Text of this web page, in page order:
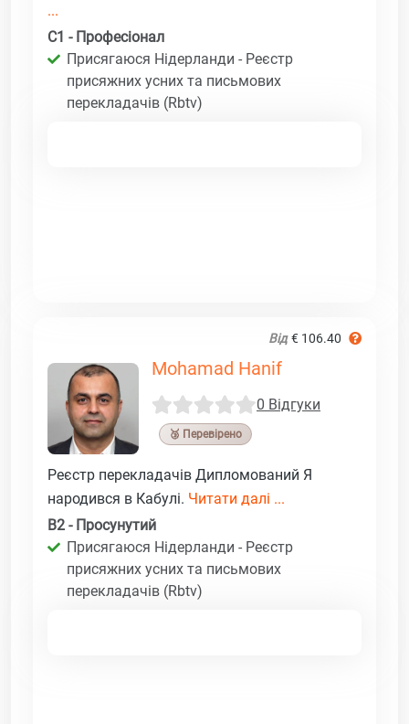
...
C1 - Професіонал
Присягаюся Нідерланди - Реєстр
присяжних усних та письмових
перекладачів (Rbtv)
Від € 106.40
Mohamad Hanif
0 Відгуки
🥉 Перевірено
Реєстр перекладачів Дипломований Я
народився в Кабулі. Читати далі ...
B2 - Просунутий
Присягаюся Нідерланди - Реєстр
присяжних усних та письмових
перекладачів (Rbtv)